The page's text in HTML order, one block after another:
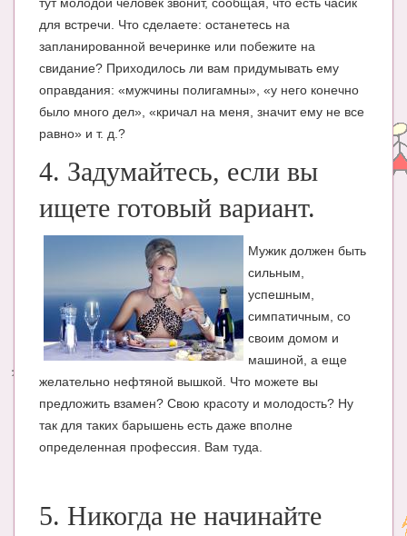
для встречи. Что сделаете: останетесь на
запланированной вечеринке или побежите на
свидание? Приходилось ли вам придумывать ему
оправдания: «мужчины полигамны», «у него конечно
было много дел», «кричал на меня, значит ему не все
равно» и т. д.?
4. Задумайтесь, если вы
ищете готовый вариант.
Мужик должен быть
сильным,
успешным,
симпатичным, со
своим домом и
машиной, а еще
желательно нефтяной вышкой. Что можете вы
предложить взамен? Свою красоту и молодость? Ну
так для таких барышень есть даже вполне
определенная профессия. Вам туда.
5. Никогда не начинайте